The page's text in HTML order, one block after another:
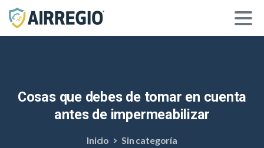
Cosas que debes de tomar en cuenta
antes de impermeabilizar
Inicio
Sin categoría